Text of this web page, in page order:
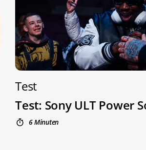
Test
Test: Sony ULT Power
6 Minuten